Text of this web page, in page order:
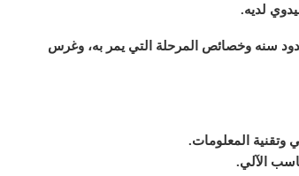
لديه.
سنه وخصائص المرحلة التي يمر به، وغرس
وتقنية المعلومات.
الآلي.